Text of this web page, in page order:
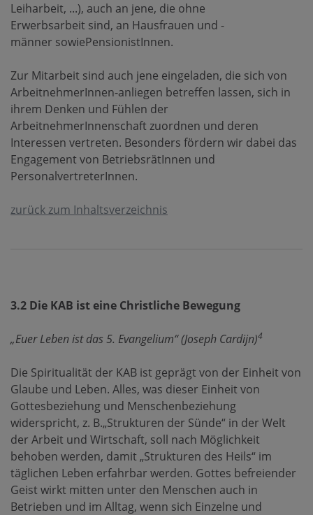
Leiharbeit, ...), auch an jene, die ohne
Erwerbsarbeit sind, an Hausfrauen und -
männer sowiePensionistInnen.
Zur Mitarbeit sind auch jene eingeladen, die sich von
ArbeitnehmerInnen-anliegen betreffen lassen, sich in
ihrem Denken und Fühlen der
ArbeitnehmerInnenschaft zuordnen und deren
Interessen vertreten. Besonders fördern wir dabei das
Engagement von BetriebsrätInnen und
PersonalvertreterInnen.
zurück zum Inhaltsverzeichnis
3.2 Die KAB ist eine Christliche Bewegung
„Euer Leben ist das 5. Evangelium“ (Joseph Cardijn)4
Die Spiritualität der KAB ist geprägt von der Einheit von
Glaube und Leben. Alles, was dieser Einheit von
Gottesbeziehung und Menschenbeziehung
widerspricht, z. B.„Strukturen der Sünde“ in der Welt
der Arbeit und Wirtschaft, soll nach Möglichkeit
behoben werden, damit „Strukturen des Heils“ im
täglichen Leben erfahrbar werden. Gottes befreiender
Geist wirkt mitten unter den Menschen auch in
Betrieben und im Alltag, wenn sich Einzelne und